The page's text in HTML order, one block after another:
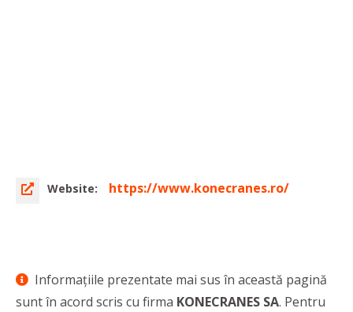
Website: https://www.konecranes.ro/
Informaţiile prezentate mai sus în această pagină
sunt în acord scris cu firma KONECRANES SA. Pentru